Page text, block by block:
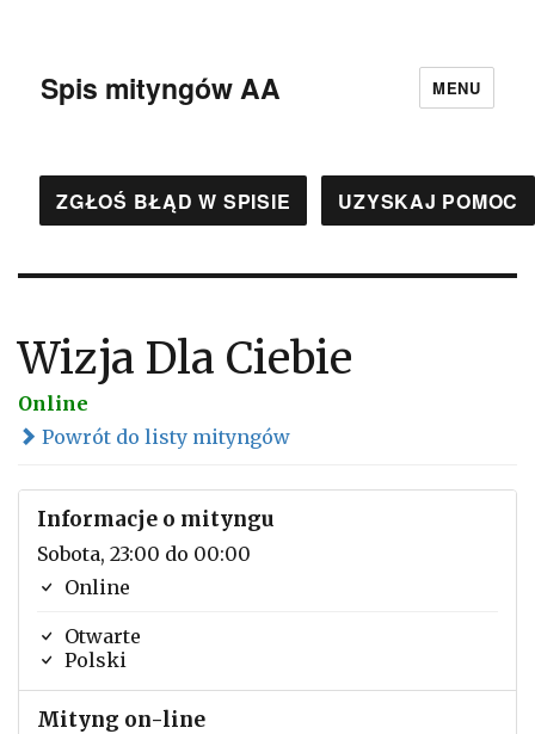
Spis mityngów AA MENU
ZGŁOŚ BŁĄD W SPISIE UZYSKAJ POMOC
Wizja Dla Ciebie
Online
Powrót do listy mityngów
Informacje o mityngu
Sobota, 23:00 do 00:00
Online
Otwarte
Polski
Mityng on-line